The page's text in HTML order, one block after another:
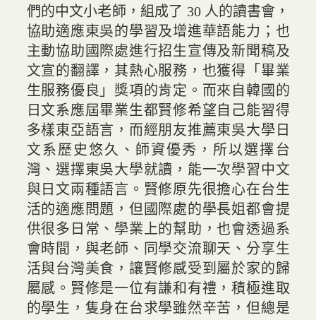
們的中文小老師，組成了 30 人的讀書會，
協助適應東吳的學習及增進華語能力；也
主動協助國際處進行招生宣傳及新聞稿及
文宣的翻譯，其熱心服務，也獲得「畢業
生服務優良」獎項的肯定。而來自韓國的
日文系應屆畢業生都賢修希望自己能習得
多樣東亞語言，而經朋友推薦東吳大學日
文系歷史悠久、師資優秀，所以選擇台
灣、選擇東吳大學就讀，能一次學習中文
與日文兩種語言。賢修原先很擔心在台生
活的適應問題，但國際處的學長姐都會提
供很多日常、學業上的幫助，也會透過系
會時間，與老師、同學交流聊天、分享生
活與台灣美食，讓賢修感受到屬於家的歸
屬感。賢修是一位有謙和有禮，積極進取
的學生，隻身在台求學雖然辛苦，但總是